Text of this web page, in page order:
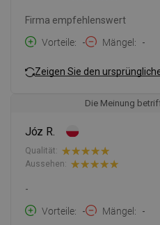
Firma empfehlenswert
Vorteile
- Mängel -
Zeigen Sie den
Die Meinung
Józ R.
Qualität:
Aussehen:
-
Vorteile
- Mängel -